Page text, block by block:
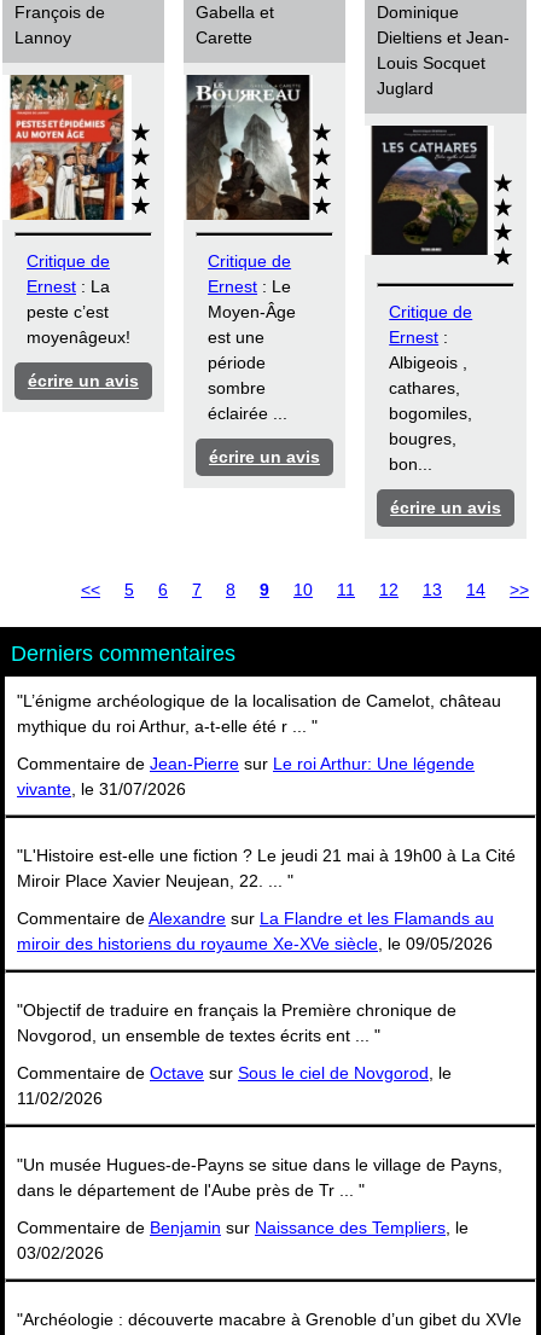
François de
Lannoy
Critique de
Ernest : La
peste c’est
moyenâgeux!
écrire un avis
Gabella et
Carette
Critique de
Ernest : Le
Moyen-Âge
est une
période
sombre
éclairée ...
écrire un avis
Dominique
Dieltiens et Jean-
Louis Socquet
Juglard
Critique de
Ernest :
Albigeois ,
cathares,
bogomiles,
bougres,
bon...
écrire un avis
<< 5 6 7 8 9 10 11 12 13 14 >>
Derniers commentaires
"L’énigme archéologique de la localisation de Camelot, château
mythique du roi Arthur, a-t-elle été r ... "
Commentaire de Jean-Pierre sur Le roi Arthur: Une légende
vivante , le 31/07/2026
"L'Histoire est-elle une fiction ? Le jeudi 21 mai à 19h00 à La Cité
Miroir Place Xavier Neujean, 22. ... "
Commentaire deAlexandre sur La Flandre et les Flamands au
miroir des historiens du royaume Xe-XVe siècle , le 09/05/2026
"Objectif de traduire en français la Première chronique de
Novgorod, un ensemble de textes écrits ent ... "
Commentaire de Octave sur Sous le ciel de Novgorod , le
11/02/2026
"Un musée Hugues-de-Payns se situe dans le village de Payns,
dans le département de l'Aube près de Tr ... "
Commentaire de Benjamin sur Naissance des Templiers , le
03/02/2026
"Archéologie : découverte macabre à Grenoble d’un gibet du XVIe